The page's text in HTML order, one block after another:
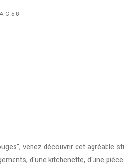
venez découvrir cet agréable
d'une kitchenette, d'une